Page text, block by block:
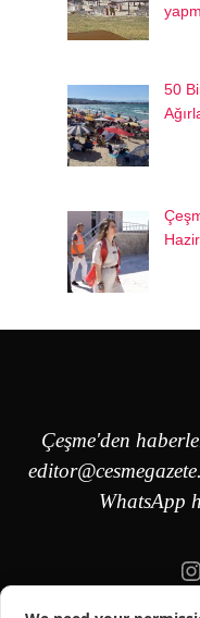
50
Çeşme'den
WhatsApp